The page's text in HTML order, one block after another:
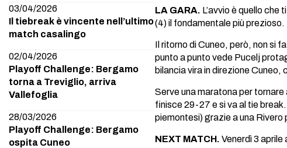
03/04/2026
Il tiebreak è vincente nell’ultimo
match casalingo
02/04/2026
Playoff Challenge: Bergamo
torna a Treviglio, arriva
Vallefoglia
28/03/2026
Playoff Challenge: Bergamo
ospita Cuneo
LA GARA. L’avvio è quello
(4) il fondamentale più prezioso.
Il ritorno di Cuneo, però, non si
punto a punto vede Pucelj
bilancia vira in direzione Cuneo,
Serve una maratona per
finisce 29-27 e si va al tie
piemontesi) grazie a una
NEXT MATCH. Venerdì 3